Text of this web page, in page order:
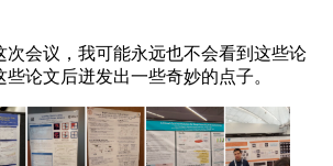
会议，我可能永远也不会看到这些论
论文后迸发出一些奇妙的点子。